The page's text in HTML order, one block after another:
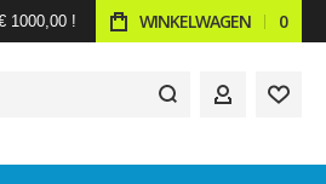
1000,00 ! WINKELWAGEN 0
Zoeken...
ACCOUNT